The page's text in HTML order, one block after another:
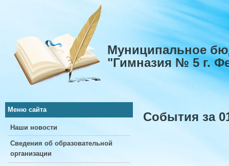
Муниципальное
"Гимназия № 5 г.
Меню сайта
Наши новости
Сведения об образовательной
организации
События за